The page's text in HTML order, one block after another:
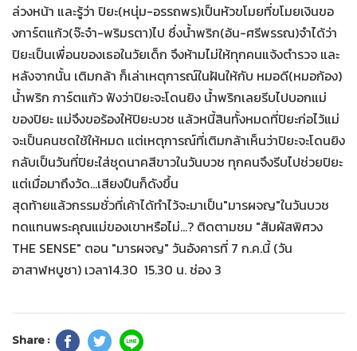
ล่วงหน้า และรู้ว่า ปิยะ(หนุ่ม-อรรถพร)เป็นหัวขโมยที่ขโมยเงินขอ
งการ์ตแก้ว(จ๊ะจ๋า-พริมรตา)ไป ซึ่งน้ำพริก(อ้น-ศรีพรรณ)จำได้ว่า
ปิยะเป็นเพื่อนของเธอในวัยเด็ก จึงห้ามไม่ให้ทุกคนแจ้งตำรวจ และ
หลังจากนั้น เติมกล้า ก็เล่าเหตุการณ์ในฝันให้กับ หมอดี(หมอก้อง)
น้ำพริก การ์ตแก้ว ฟังว่าปิยะจะโดนยิง น้ำพริกเลยรีบไปบอกแม่
ของปิยะ แม่จึงขอร้องให้ปิยะบวช แล้วหนี้สินทั้งหมดที่ปิยะก่อไว้แม่
จะเป็นคนชดใช้ให้หมด แต่เหตุการณ์ที่เติมกล้าเห็นว่าปิยะจะโดนยิง
กลับเป็นวันที่ปิยะใส่ชุดนาคสีขาวในวันบวช ทุกคนจึงรีบไปช่วยปิยะ
แต่เมื่อมาถึงวัด...เสียงปืนก็ดังขึ้น
สุดท้ายแล้วกรรมชั่วที่เค้าได้ทำไว้จะมาเป็น"มารผจญ"ในวันบวช
ทดแทนพระคุณแม่ของเขาหรือไม่...? ติดตามชม "สัมผัสพิศวง
THE SENSE" ตอน "มารผจญ" วันอังคารที่ 7 ก.ค.นี้ (วัน
อาสาฬหบูชา) เวลา14.30  15.30 น. ช่อง 3
Share :